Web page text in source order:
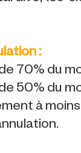
:
70% du
50% du
à